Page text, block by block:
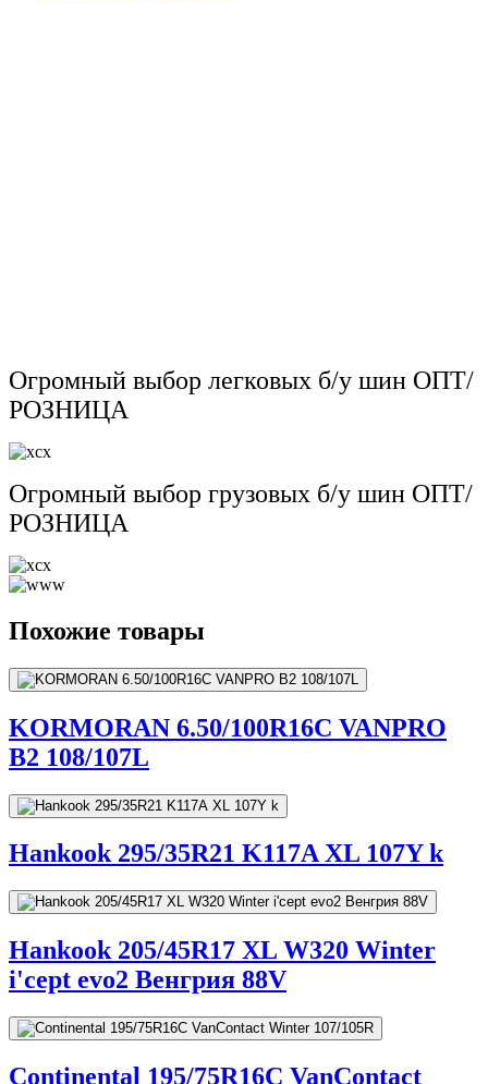
Огромный выбор легковых б/у шин ОПТ/
РОЗНИЦА
Огромный выбор грузовых б/у шин ОПТ/
РОЗНИЦА
Похожие товары
KORMORAN 6.50/100R16C VANPRO
B2 108/107L
Hankook 295/35R21 K117A XL 107Y k
Hankook 205/45R17 XL W320 Winter
i'cept evo2 Венгрия 88V
Continental 195/75R16C VanContact